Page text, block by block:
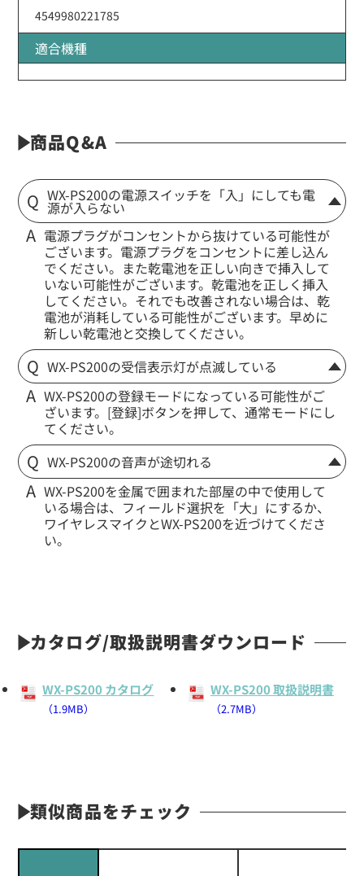
4549980221785
適合機種
商品Q&A
WX-PS200の電源スイッチを「入」にしても電
源が入らない
電源プラグがコンセントから抜けている可能性が
ございます。電源プラグをコンセントに差し込ん
でください。また乾電池を正しい向きで挿入して
いない可能性がございます。乾電池を正しく挿入
してください。それでも改善されない場合は、乾
電池が消耗している可能性がございます。早めに
新しい乾電池と交換してください。
WX-PS200の受信表示灯が点滅している
WX-PS200の登録モードになっている可能性がご
ざいます。[登録]ボタンを押して、通常モードにし
てください。
WX-PS200の音声が途切れる
WX-PS200を金属で囲まれた部屋の中で使用して
いる場合は、フィールド選択を「大」にするか、
ワイヤレスマイクとWX-PS200を近づけてくださ
い。
カタログ/取扱説明書ダウンロード
WX-PS200 カタログ
（1.9MB）
WX-PS200 取扱説明書
（2.7MB）
類似商品をチェック